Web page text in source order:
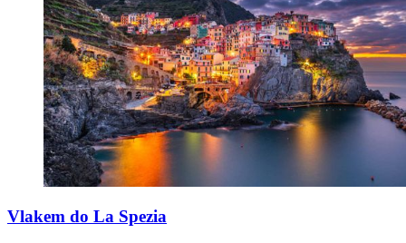
Vlakem do La Spezia